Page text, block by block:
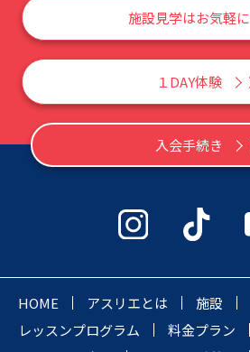
施設見学はお気軽に
１DAY体験
入会手続き
HOME アスリエとは
施設
レッスンプログラム
料金プラン